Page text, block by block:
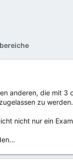
anderen, die mit
zu
nicht nur ein